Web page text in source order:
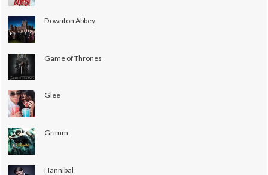
Downton Abbey
Game of Thrones
Glee
Grimm
Hannibal